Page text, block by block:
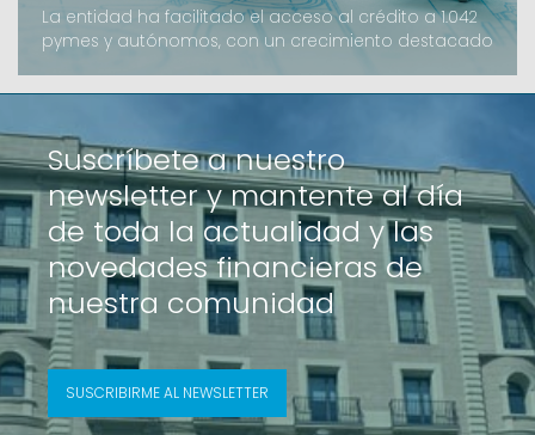
La entidad ha facilitado el acceso al crédito a 1.042
pymes y autónomos, con un crecimiento destacado
líneas como el B-crèdit.Avalis de Catalunya ha
formalizado de 206,2 millones de euros, una cifra que
supera los resultados del año anterior. La ac
Suscríbete a nuestro
newsletter y mantente al día
de toda la actualidad y las
novedades financieras de
nuestra comunidad
SUSCRIBIRME AL NEWSLETTER